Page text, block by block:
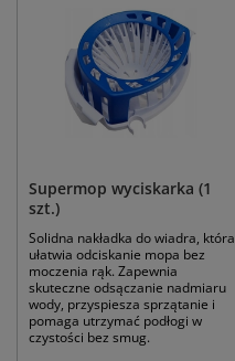
Supermop wyciskarka (1
szt.)
Solidna nakładka do wiadra, która
ułatwia odciskanie mopa bez
moczenia rąk. Zapewnia
skuteczne odsączanie nadmiaru
wody, przyspiesza sprzątanie i
pomaga utrzymać podłogi w
czystości bez smug.